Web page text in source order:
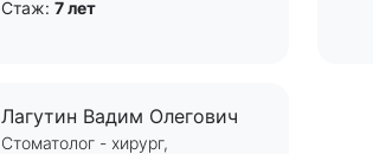
Стаж: 7 лет
Лагутин Вадим Олегович
Стоматолог - хирург,